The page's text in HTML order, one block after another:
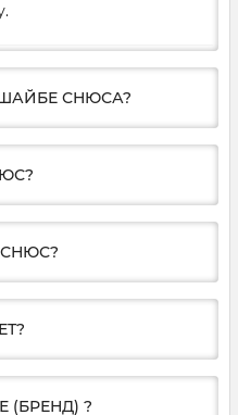
СНЮСА?
(БРЕНД) ?